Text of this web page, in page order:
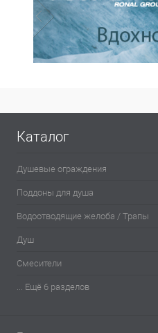
Каталог
Душевые ограждения
Поддоны для душа
Водоотводящие желоба / Трапы
Душ
Смесители
... Ещё 6 разделов